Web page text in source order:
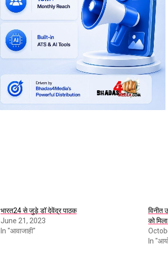
भारत24 से जुड़े डॉ देवेंद्र पाठक
June 21, 2023
In "आवाजाही"
विनीत
को
In